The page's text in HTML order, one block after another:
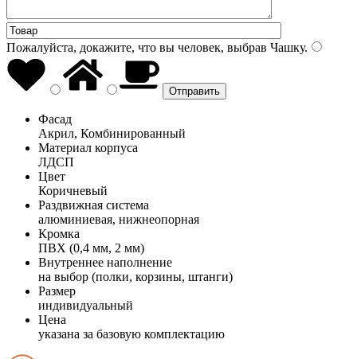
Пожалуйста, докажите, что вы человек, выбрав Чашку.
Фасад
Акрил, Комбинированный
Материал корпуса
ЛДСП
Цвет
Коричневый
Раздвижная система
алюминиевая, нижнеопорная
Кромка
ПВХ (0,4 мм, 2 мм)
Внутреннее наполнение
на выбор (полки, корзины, штанги)
Размер
индивидуальный
Цена
указана за базовую комплектацию